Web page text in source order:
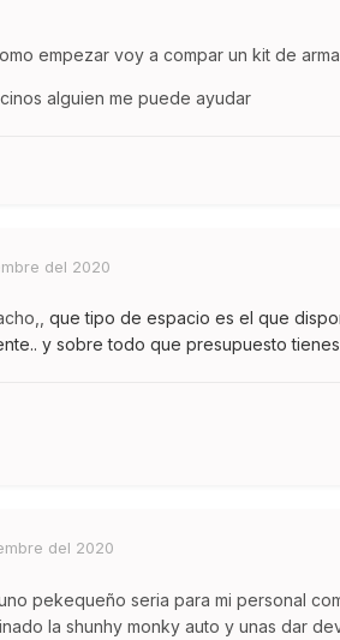
empezar voy a compar un kit de
alguien me puede ayudar
del 2020
que tipo de espacio es el que
y sobre todo que presupuesto
del 2020
pekequeño seria para mi personal
la shunhy monky auto y unas dar